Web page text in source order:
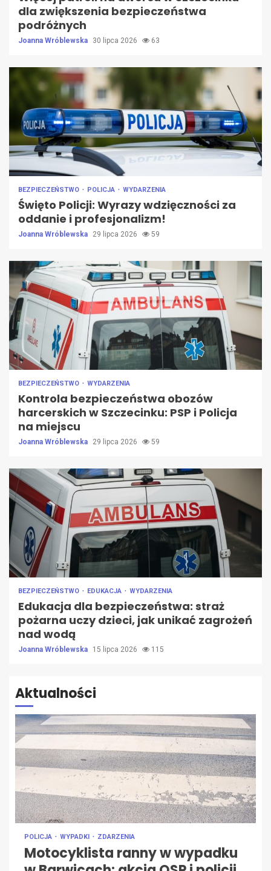
dla zwiększenia bezpieczeństwa
podróżnych
Joanna Wróblewska 30 lipca 2026 63
BEZPIECZEŃSTWO POLICJA WYDARZENIA
Święto Policji: Wyrazy wdzięczności za
oddanie i profesjonalizm!
Joanna Wróblewska 29 lipca 2026 59
BEZPIECZEŃSTWO WYDARZENIA
Kontrola bezpieczeństwa obozów
harcerskich w Szczecinku: PSP i Policja
na miejscu
Joanna Wróblewska 29 lipca 2026 59
BEZPIECZEŃSTWO EDUKACJA WYDARZENIA
Edukacja dla bezpieczeństwa: straż
pożarna uczy dzieci, jak unikać zagrożeń
nad wodą
Joanna Wróblewska 15 lipca 2026 115
Aktualności
POLICJA WYPADKI ZDARZENIA
Motocyklista ranny w wypadku